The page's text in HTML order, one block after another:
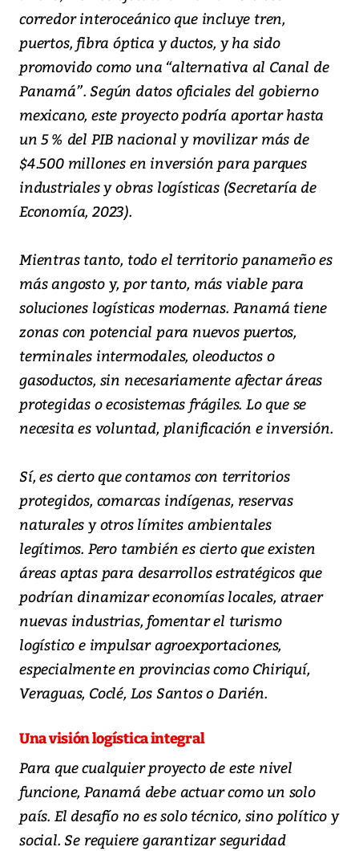
corredor interoceánico que incluye tren,
puertos, fibra óptica y ductos, y ha sido
promovido como una “alternativa al Canal de
Panamá”. Según datos oficiales del gobierno
mexicano, este proyecto podría aportar hasta
un 5 % del PIB nacional y movilizar más de
$4.500 millones en inversión para parques
industriales y obras logísticas (Secretaría de
Economía, 2023).
Mientras tanto, todo el territorio panameño es
más angosto y, por tanto, más viable para
soluciones logísticas modernas. Panamá tiene
zonas con potencial para nuevos puertos,
terminales intermodales, oleoductos o
gasoductos, sin necesariamente afectar áreas
protegidas o ecosistemas frágiles. Lo que se
necesita es voluntad, planificación e inversión.
Sí, es cierto que contamos con territorios
protegidos, comarcas indígenas, reservas
naturales y otros límites ambientales
legítimos. Pero también es cierto que existen
áreas aptas para desarrollos estratégicos que
podrían dinamizar economías locales, atraer
nuevas industrias, fomentar el turismo
logístico e impulsar agroexportaciones,
especialmente en provincias como Chiriquí,
Veraguas, Coclé, Los Santos o Darién.
Una visión logística integral
Para que cualquier proyecto de este nivel
funcione, Panamá debe actuar como un solo
país. El desafío no es solo técnico, sino político y
social. Se requiere garantizar seguridad